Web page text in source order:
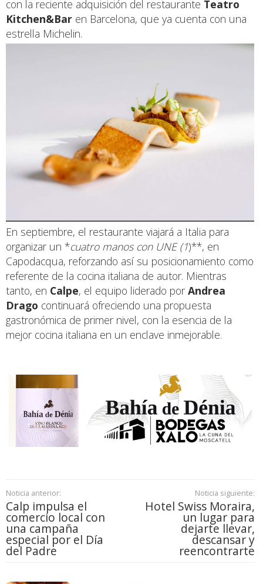
con la reciente adquisición del restaurante Teatro
Kitchen&Bar en Barcelona, que ya cuenta con una
estrella Michelin.
En septiembre, el restaurante viajará a Italia para
organizar un *cuatro manos con UNE (1)**, en
Capodacqua, reforzando así su posicionamiento como
referente de la cocina italiana de autor. Mientras
tanto, en Calpe, el equipo liderado por Andrea
Drago continuará ofreciendo una propuesta
gastronómica de primer nivel, con la esencia de la
mejor cocina italiana en un enclave inmejorable.
Noticia anterior:
Calp impulsa el
comercio local con
una campaña
especial por el Día
del Padre
Noticia siguiente:
Hotel Swiss Moraira,
un lugar para
dejarte llevar,
descansar y
reencontrarte